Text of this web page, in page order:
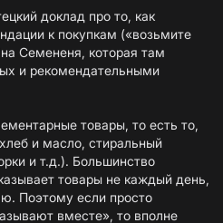
доклад про то, как
к покупкам («возьмите
Семененя, которая там
и рекомендательными
товары, то есть то,
и масло, стиральный
и т.д.). Большинство
товары не каждый день,
Поэтому если просто
вместе», то вполне